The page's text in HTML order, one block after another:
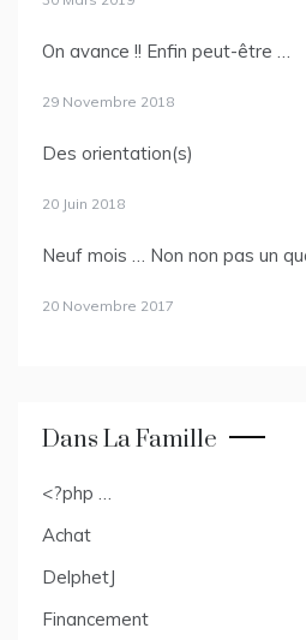
On avance !! Enfin peut-être …
29 Novembre 2018
Des orientation(s)
20 Juin 2018
Neuf mois … Non non pas un
20 Novembre 2017
Dans La Famille
<?php …
Achat
DelphetJ
Financement